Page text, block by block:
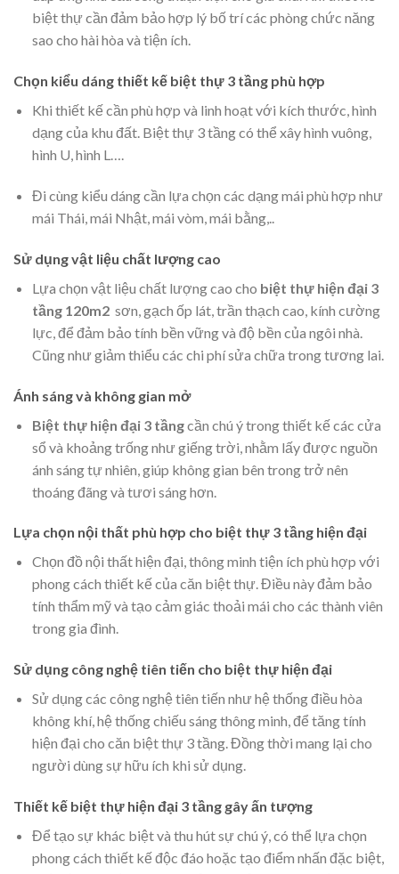
biệt thự cần đảm bảo hợp lý bố trí các phòng chức năng
sao cho hài hòa và tiện ích.
Chọn kiểu dáng thiết kế biệt thự 3 tầng phù hợp
Khi thiết kế cần phù hợp và linh hoạt với kích thước, hình
dạng của khu đất. Biệt thự 3 tầng có thể xây hình vuông,
hình U, hình L….
Đi cùng kiểu dáng cần lựa chọn các dạng mái phù hợp như
mái Thái, mái Nhật, mái vòm, mái bằng,..
Sử dụng vật liệu chất lượng cao
Lựa chọn vật liệu chất lượng cao cho biệt thự hiện đại 3
tầng 120m2 sơn, gạch ốp lát, trần thạch cao, kính cường
lực, để đảm bảo tính bền vững và độ bền của ngôi nhà.
Cũng như giảm thiểu các chi phí sửa chữa trong tương lai.
Ánh sáng và không gian mở
Biệt thự hiện đại 3 tầngcần chú ý trong thiết kế các cửa
sổ và khoảng trống như giếng trời, nhằm lấy được nguồn
ánh sáng tự nhiên, giúp không gian bên trong trở nên
thoáng đãng và tươi sáng hơn.
Lựa chọn nội thất phù hợp cho biệt thự 3 tầng hiện đại
Chọn đồ nội thất hiện đại, thông minh tiện ích phù hợp với
phong cách thiết kế của căn biệt thự. Điều này đảm bảo
tính thẩm mỹ và tạo cảm giác thoải mái cho các thành viên
trong gia đình.
Sử dụng công nghệ tiên tiến cho biệt thự hiện đại
Sử dụng các công nghệ tiên tiến như hệ thống điều hòa
không khí, hệ thống chiếu sáng thông minh, để tăng tính
hiện đại cho căn biệt thự 3 tầng. Đồng thời mang lại cho
người dùng sự hữu ích khi sử dụng.
Thiết kế biệt thự hiện đại 3 tầng gây ấn tượng
Để tạo sự khác biệt và thu hút sự chú ý, có thể lựa chọn
phong cách thiết kế độc đáo hoặc tạo điểm nhấn đặc biệt,